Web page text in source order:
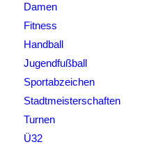
Damen
Fitness
Handball
Jugendfußball
Sportabzeichen
Stadtmeisterschaften
Turnen
Ü32